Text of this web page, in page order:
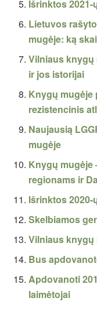
Išrinktos
Lietuvos
mugėje: ką
Vilniaus knygų
ir jos istorijai
Knygų mugėje
rezistencinis
Naujausią
mugėje
Knygų mugėje
regionams ir
Išrinktos
Skelbiamos
Vilniaus knygų
Bus
Apdovanoti
laimėtojai